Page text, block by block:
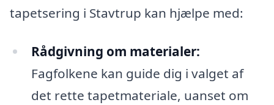
tapetsering i Stavtrup kan hjælpe med:
Rådgivning om materialer:
Fagfolkene kan guide dig i valget af
det rette tapetmateriale, uanset om